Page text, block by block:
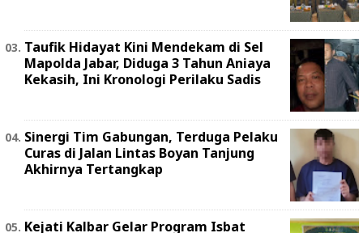
Taufik Hidayat Kini Mendekam di Sel
Mapolda Jabar, Diduga 3 Tahun Aniaya
Kekasih, Ini Kronologi Perilaku Sadis
Sinergi Tim Gabungan, Terduga Pelaku
Curas di Jalan Lintas Boyan Tanjung
Akhirnya Tertangkap
Kejati Kalbar Gelar Program Isbat